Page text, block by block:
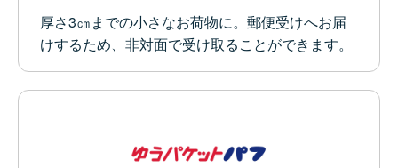
厚さ3㎝までの小さなお荷物に。郵便受けへお届
けするため、非対面で受け取ることができます。